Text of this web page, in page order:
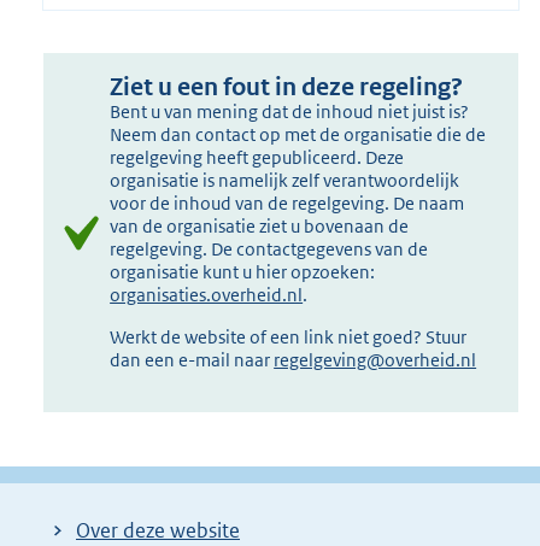
Ziet u een fout in deze regeling?
Bent u van mening dat de inhoud niet juist is?
Neem dan contact op met de organisatie die de
regelgeving heeft gepubliceerd. Deze
organisatie is namelijk zelf verantwoordelijk
voor de inhoud van de regelgeving. De naam
van de organisatie ziet u bovenaan de
regelgeving. De contactgegevens van de
organisatie kunt u hier opzoeken:
organisaties.overheid.nl.
Werkt de website of een link niet goed? Stuur
dan een e-mail naar regelgeving@overheid.nl
Over deze website